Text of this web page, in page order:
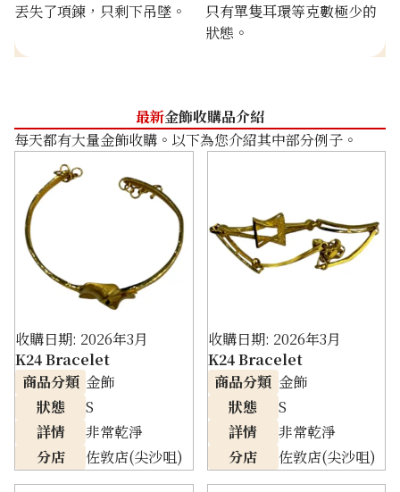
24K gold (K24) necklace
20.8g
丟失了項鍊，只剩下吊墜。
只有單隻耳環等克數極少的
狀態。
最新金飾收購品介紹
每天都有大量金飾收購。以下為您介紹其中部分例子。
收購日期: 2026年3月
K24 Bracelet
商品分類 金飾
狀態
S
詳情
非常乾淨
分店
佐敦店(尖沙咀)
收購日期: 2026年3月
K24 Bracelet
商品分類 金飾
狀態
S
詳情
非常乾淨
分店
佐敦店(尖沙咀)